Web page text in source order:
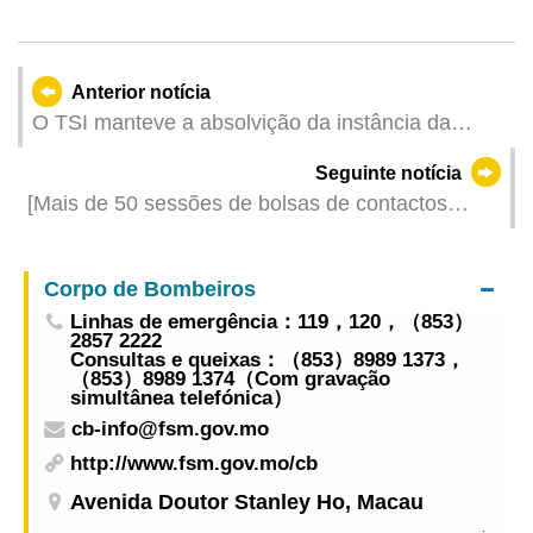
Anterior notícia
O TSI manteve a absolvição da instância da
responsabilidade civil extracontratual intentadas
pelas concessionárias
Seguinte notícia
[Mais de 50 sessões de bolsas de contactos
Africanos de Língua Oficial Portuguesa, para
realizar a captação conjunta de investimentos
Corpo de Bombeiros
Linhas de emergência：119，120，（853）
2857 2222
Consultas e queixas：（853）8989 1373，
（853）8989 1374（Com gravação
simultânea telefónica）
cb-info@fsm.gov.mo
http://www.fsm.gov.mo/cb
Avenida Doutor Stanley Ho, Macau